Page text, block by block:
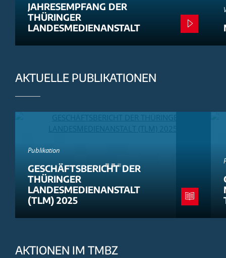
JAHRESEMPFANG DER
THÜRINGER
LANDESMEDIENANSTALT
AKTUELLE PUBLIKATIONEN
Publikation
GESCHÄFTSBERICHT DER
THÜRINGER
LANDESMEDIENANSTALT
(TLM) 2025
AKTIONEN IM TMBZ